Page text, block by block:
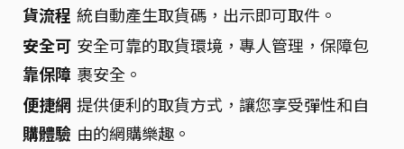
貨流程 統自動產生取貨碼，出示即可取件。
安全可
靠保障
安全可靠的取貨環境，專人管理，保障包
裹安全。
便捷網
購體驗
提供便利的取貨方式，讓您享受彈性和自
由的網購樂趣。